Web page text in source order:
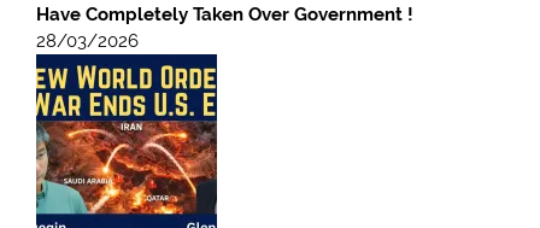
Have Completely Taken Over Government !
28/03/2026